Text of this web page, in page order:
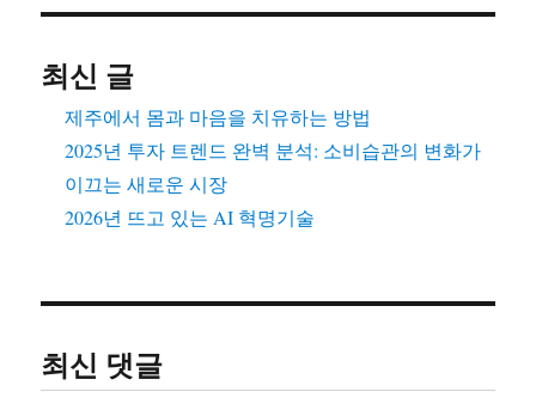
최신 글
제주에서 몸과 마음을 치유하는 방법
2025년 투자 트렌드 완벽 분석: 소비습관의 변화가
이끄는 새로운 시장
2026년 뜨고 있는 AI 혁명기술
최신 댓글